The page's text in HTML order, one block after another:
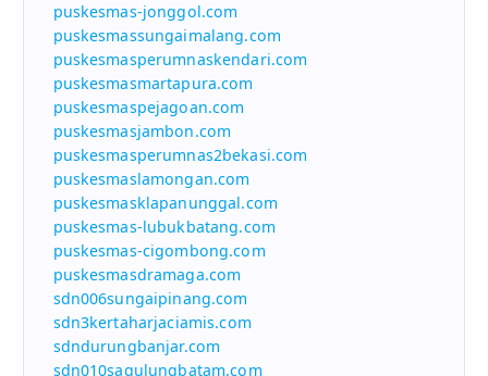
puskesmas-jonggol.com
puskesmassungaimalang.com
puskesmasperumnaskendari.com
puskesmasmartapura.com
puskesmaspejagoan.com
puskesmasjambon.com
puskesmasperumnas2bekasi.com
puskesmaslamongan.com
puskesmasklapanunggal.com
puskesmas-lubukbatang.com
puskesmas-cigombong.com
puskesmasdramaga.com
sdn006sungaipinang.com
sdn3kertaharjaciamis.com
sdndurungbanjar.com
sdn010sagulungbatam.com